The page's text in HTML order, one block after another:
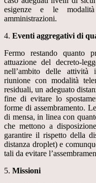
esigenze e le
amministrazioni.
4. Eventi aggregativi di
Fermo restando quanto
attuazione del decreto-
nell’ambito delle
riunione con modalità
residuali, un adeguato
fine di evitare lo
forme di assembramento.
di mensa, in linea con
che mettono a
garantire il rispetto della
distanza droplet) e
tali da evitare
5. Missioni